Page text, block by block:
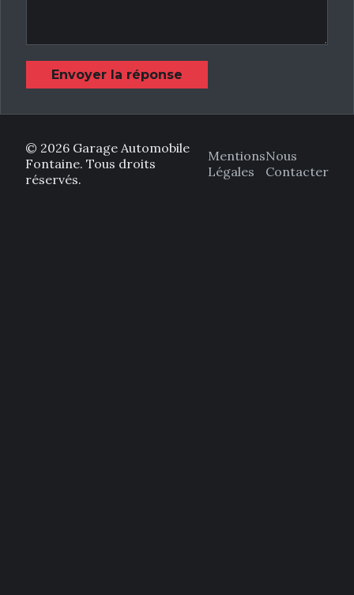
Envoyer la réponse
© 2026 Garage Automobile
Fontaine. Tous droits
réservés.
Mentions
Légales
Nous
Contacter